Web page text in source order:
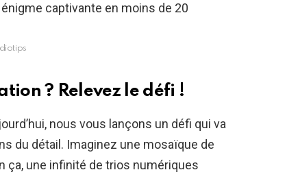
? Relevez le défi !
nous vous lançons un défi qui va
du détail. Imaginez une mosaïque de
ça, une infinité de trios numériques